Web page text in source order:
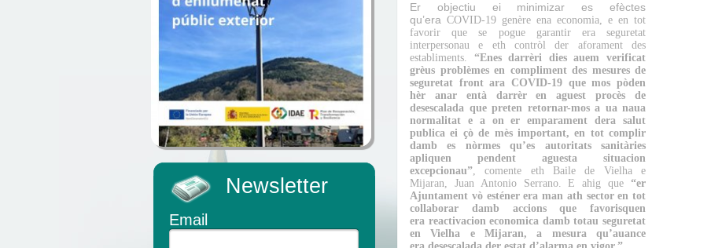
Newsletter
Email
Er objectiu ei minimizar es efèctes
qu’era COVID-19 genère ena economia, e en tot
favorir que se pogue garantir era seguretat
interpersonau
e eth contròl der aforament
des
establiments. “Enes darrèri dies auem verificat
grèus problèmes en compliment des mesures de
seguretat front ara COVID-19 que mos pòden
hèr anar entà darrèr en aguest procès de
desescalada que preten retornar-mos a ua naua
normalitat e a on er emparament dera salut
publica ei çò de mès important, en tot complir
damb es nòrmes qu’es autoritats sanitàries
apliquen pendent aguesta situacion
excepcionau”, comente eth Baile de Vielha e
Mijaran, Juan Antonio Serrano. E ahig que “er
Ajuntament vò esténer era man ath sector en tot
collaborar damb accions que favorisquen
era reactivacion economica damb totau seguretat
en Vielha e Mijaran, a mesura qu’auance